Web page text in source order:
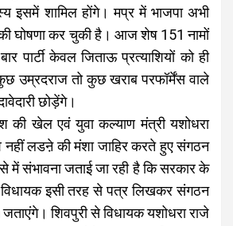
इसमें शामिल होंगे। मप्र में भाजपा अभी
घोषणा कर चुकी है। आज शेष 151 नामों
पार्टी केवल जिताऊ प्रत्याशियों को ही
उम्रदराज तो कुछ खराब परफॉर्मेंस वाले
छोड़ेंगे।
की खेल एवं युवा कल्याण मंत्री यशोधरा
नहीं लडऩे की मंशा जाहिर करते हुए संगठन
में संभावना जताई जा रही है कि सरकार के
इसी तरह से पत्र लिखकर संगठन
शिवपुरी से विधायक यशोधरा राजे